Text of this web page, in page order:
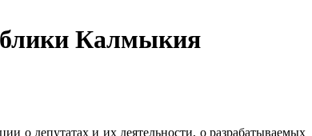
Калмыкия
о депутатах и их деятельности, о разрабатываемых